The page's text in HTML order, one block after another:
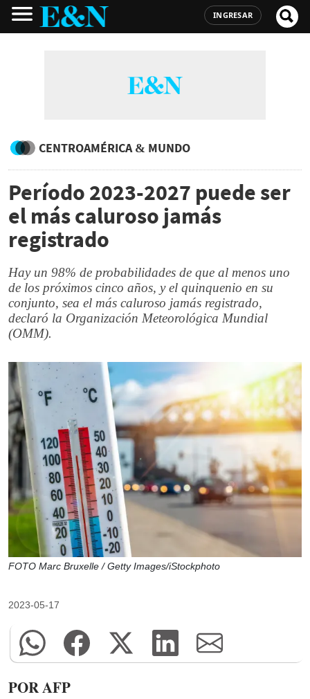
INGRESAR
CENTROAMÉRICA & MUNDO
Período 2023-2027 puede ser
el más caluroso jamás
registrado
Hay un 98% de probabilidades de que al menos uno
de los próximos cinco años, y el quinquenio en su
conjunto, sea el más caluroso jamás registrado,
declaró la Organización Meteorológica Mundial
(OMM).
FOTO Marc Bruxelle / Getty Images/iStockphoto
2023-05-17
POR AFP